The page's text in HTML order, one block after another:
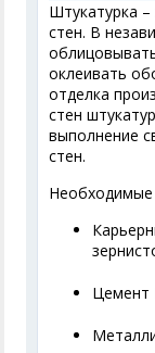
Штукатурка
стен. В
оклеивать
отделка
стен
выполнение
стен.
Необходимые
Цемент